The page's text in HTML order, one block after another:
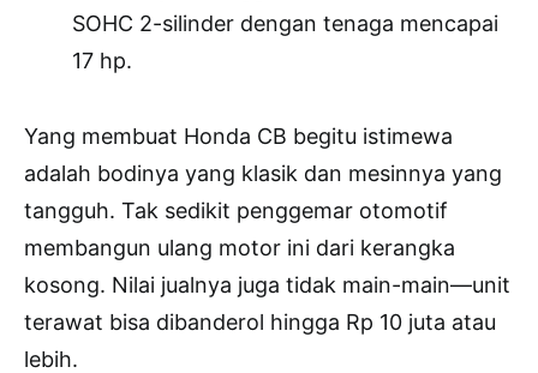
SOHC 2-silinder dengan tenaga mencapai
17 hp.
Yang membuat Honda CB begitu istimewa
adalah bodinya yang klasik dan mesinnya yang
tangguh. Tak sedikit penggemar otomotif
membangun ulang motor ini dari kerangka
kosong. Nilai jualnya juga tidak main-main—unit
terawat bisa dibanderol hingga Rp 10 juta atau
lebih.